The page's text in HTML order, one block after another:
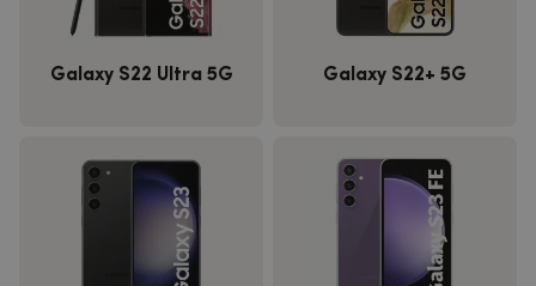
Galaxy S22 Ultra 5G Galaxy S22+ 5G